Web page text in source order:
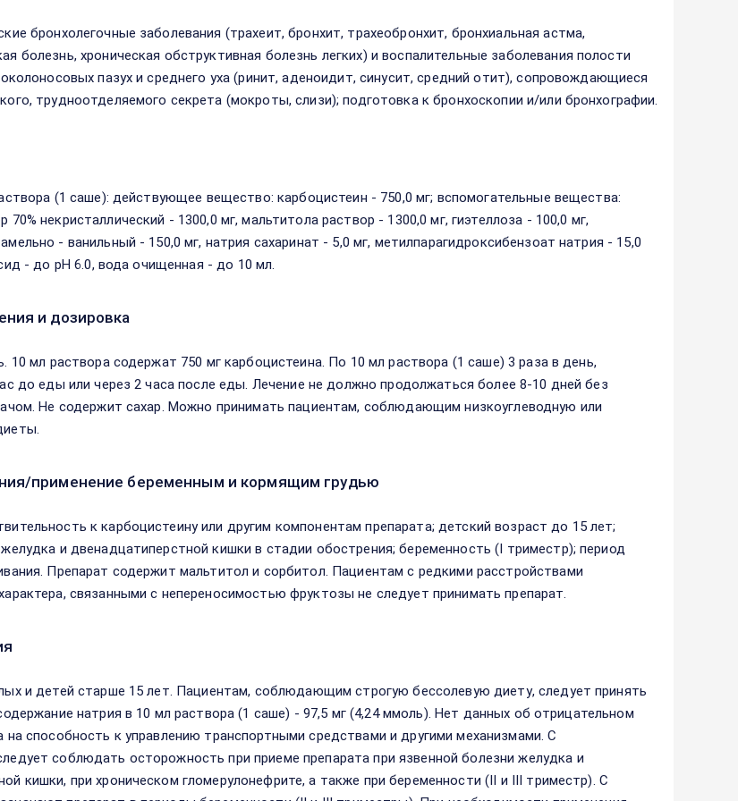
бронхолегочные заболевания (трахеит, бронхит, трахеобронхит, бронхиальная астма,
болезнь, хроническая обструктивная болезнь легких) и воспалительные заболевания полости
пазух и среднего уха (ринит, аденоидит, синусит, средний отит), сопровождающиеся
трудноотделяемого секрета (мокроты, слизи); подготовка к бронхоскопии и/или бронхографии.
(1 саше): действующее вещество: карбоцистеин - 750,0 мг; вспомогательные вещества:
70% некристаллический - 1300,0 мг, мальтитола раствор - 1300,0 мг, гиэтеллоза - 100,0 мг,
- ванильный - 150,0 мг, натрия сахаринат - 5,0 мг, метилпарагидроксибензоат натрия - 15,0
- до pH 6.0, вода очищенная - до 10 мл.
и дозировка
10 мл раствора содержат 750 мг карбоцистеина. По 10 мл раствора (1 саше) 3 раза в день,
до еды или через 2 часа после еды. Лечение не должно продолжаться более 8-10 дней без
Не содержит сахар. Можно принимать пациентам, соблюдающим низкоуглеводную или
применение беременным и кормящим грудью
к карбоцистеину или другим компонентам препарата; детский возраст до 15 лет;
и двенадцатиперстной кишки в стадии обострения; беременность (I триместр); период
Препарат содержит мальтитол и сорбитол. Пациентам с редкими расстройствами
связанными с непереносимостью фруктозы не следует принимать препарат.
и детей старше 15 лет. Пациентам, соблюдающим строгую бессолевую диету, следует принять
натрия в 10 мл раствора (1 саше) - 97,5 мг (4,24 ммоль). Нет данных об отрицательном
на способность к управлению транспортными средствами и другими механизмами. С
соблюдать осторожность при приеме препарата при язвенной болезни желудка и
кишки, при хроническом гломерулонефрите, а также при беременности (II и III триместр). С